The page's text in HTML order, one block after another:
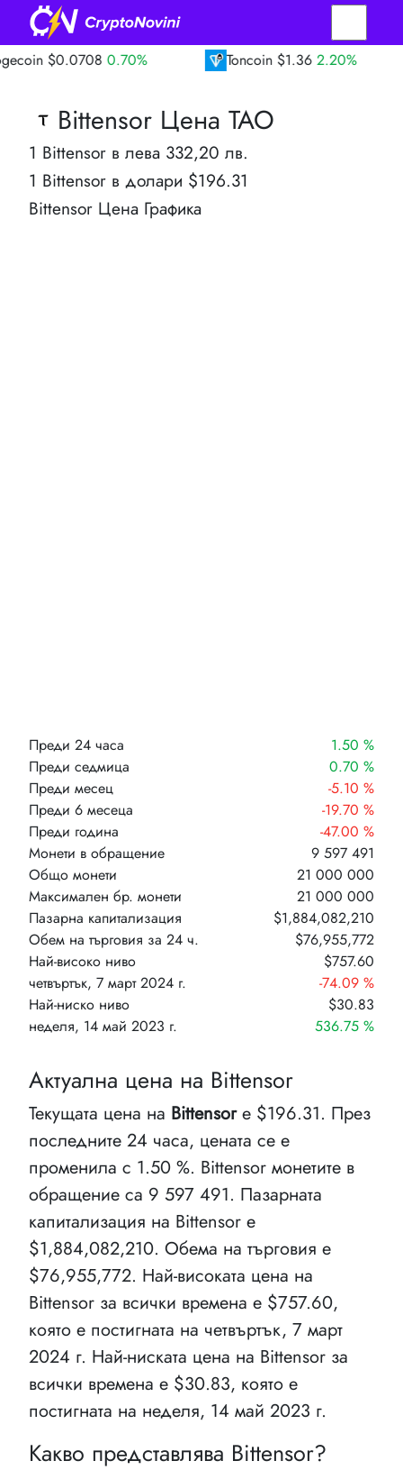
0.70% Toncoin $1.36 2.20%
Bittensor Цена TAO
1 Bittensor в лева 332,20 лв.
1 Bittensor в долари $196.31
Bittensor Цена Графика
Преди 24 часа
1.50 %
Преди седмица
0.70 %
Преди месец
-5.10 %
Преди 6 месеца
-19.70 %
Преди година
-47.00 %
Монети в обращение
9 597 491
Общо монети
21 000 000
Максимален бр. монети
21 000 000
Пазарна капитализация
$1,884,082,210
Обем на търговия за 24 ч.
$76,955,772
Най-високо ниво
четвъртък, 7 март 2024 г.
$757.60
-74.09 %
Най-ниско ниво
неделя, 14 май 2023 г.
$30.83
536.75 %
Актуална цена на Bittensor
Текущата цена на Bittensorе $196.31. През
последните 24 часа, цената се е
променила с 1.50 %. Bittensor монетите в
обращение са 9 597 491. Пазарната
капитализация на Bittensor e
$1,884,082,210. Обема на търговия е
$76,955,772. Най-високата цена на
Bittensor за всички времена е $757.60,
която е постигната на четвъртък, 7 март
2024 г. Най-ниската цена на Bittensor за
всички времена е $30.83, която е
постигната на неделя, 14 май 2023 г.
Какво представлява Bittensor?